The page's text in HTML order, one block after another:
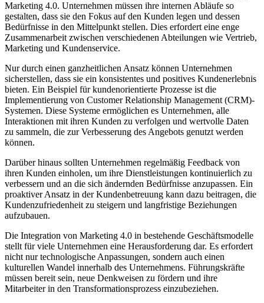
Marketing 4.0. Unternehmen müssen ihre internen Abläufe so
gestalten, dass sie den Fokus auf den Kunden legen und dessen
Bedürfnisse in den Mittelpunkt stellen. Dies erfordert eine enge
Zusammenarbeit zwischen verschiedenen Abteilungen wie Vertrieb,
Marketing und Kundenservice.
Nur durch einen ganzheitlichen Ansatz können Unternehmen
sicherstellen, dass sie ein konsistentes und positives Kundenerlebnis
bieten. Ein Beispiel für kundenorientierte Prozesse ist die
Implementierung von Customer Relationship Management (CRM)-
Systemen. Diese Systeme ermöglichen es Unternehmen, alle
Interaktionen mit ihren Kunden zu verfolgen und wertvolle Daten
zu sammeln, die zur Verbesserung des Angebots genutzt werden
können.
Darüber hinaus sollten Unternehmen regelmäßig Feedback von
ihren Kunden einholen, um ihre Dienstleistungen kontinuierlich zu
verbessern und an die sich ändernden Bedürfnisse anzupassen. Ein
proaktiver Ansatz in der Kundenbetreuung kann dazu beitragen, die
Kundenzufriedenheit zu steigern und langfristige Beziehungen
aufzubauen.
Die Integration von Marketing 4.0 in bestehende Geschäftsmodelle
stellt für viele Unternehmen eine Herausforderung dar. Es erfordert
nicht nur technologische Anpassungen, sondern auch einen
kulturellen Wandel innerhalb des Unternehmens. Führungskräfte
müssen bereit sein, neue Denkweisen zu fördern und ihre
Mitarbeiter in den Transformationsprozess einzubeziehen.